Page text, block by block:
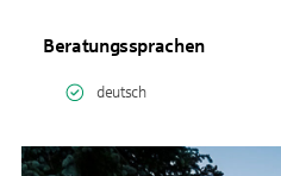
Beratungssprachen
deutsch